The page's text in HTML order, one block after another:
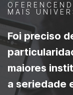
MAIS
Foi preciso
maiores
a seriedade